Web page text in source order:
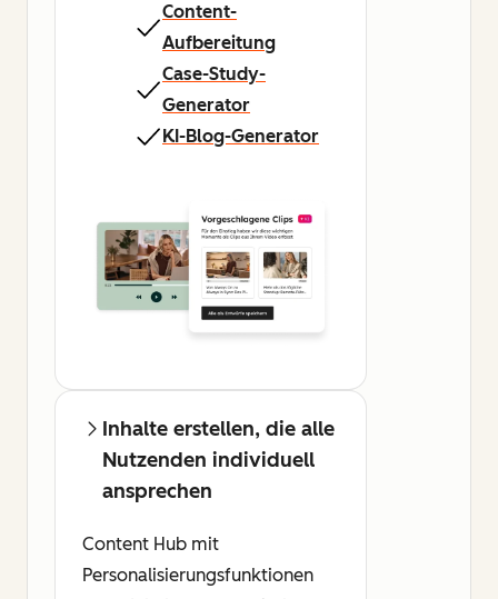
Content-
Aufbereitung
Case-Study-
Generator
KI-Blog-Generator
Inhalte erstellen, die alle
Nutzenden individuell
ansprechen
Content Hub mit
Personalisierungsfunktionen